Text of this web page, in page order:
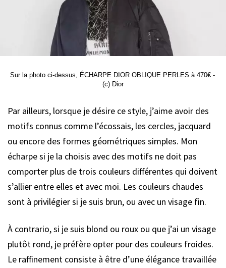
Sur la photo ci-dessus, ÉCHARPE DIOR OBLIQUE PERLES à 470€ -
(c) Dior
Par ailleurs, lorsque je désire ce style, j’aime avoir des
motifs connus comme l’écossais, les cercles, jacquard
ou encore des formes géométriques simples. Mon
écharpe si je la choisis avec des motifs ne doit pas
comporter plus de trois couleurs différentes qui doivent
s’allier entre elles et avec moi. Les couleurs chaudes
sont à privilégier si je suis brun, ou avec un visage fin.
À contrario, si je suis blond ou roux ou que j’ai un visage
plutôt rond, je préfère opter pour des couleurs froides.
Le raffinement consiste à être d’une élégance travaillée